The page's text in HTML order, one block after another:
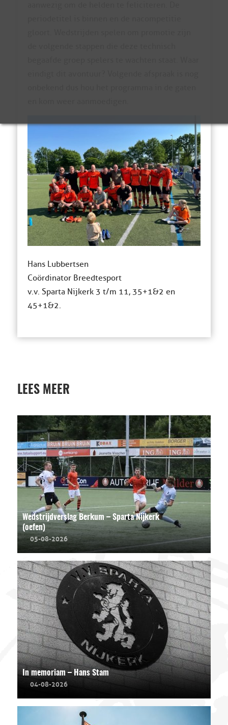
Hans Lubbertsen
Coördinator Breedtesport
v.v. Sparta Nijkerk 3 t/m 11, 35+1&2 en
45+1&2.
LEES MEER
Wedstrijdverslag Berkum – Sparta Nijkerk
(oefen)
05-08-2026
In memoriam – Hans Stam
04-08-2026